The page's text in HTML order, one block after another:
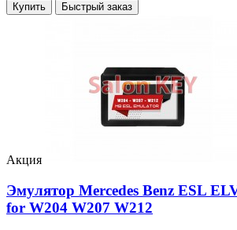
Купить
Акция
Эмулятор Mercedes Benz ESL
for W204 W207 W212